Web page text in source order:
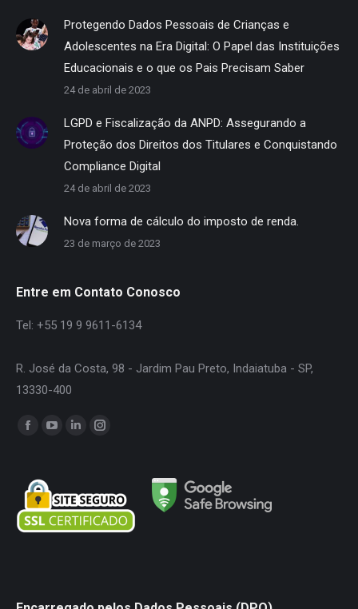
Protegendo Dados Pessoais de Crianças e
Adolescentes na Era Digital: O Papel das Instituições
Educacionais e o que os Pais Precisam Saber
24 de abril de 2023
LGPD e Fiscalização da ANPD: Assegurando a
Proteção dos Direitos dos Titulares e Conquistando
Compliance Digital
24 de abril de 2023
Nova forma de cálculo do imposto de renda.
23 de março de 2023
Entre em Contato Conosco
Tel: +55 19 9 9611-6134
R. José da Costa, 98 - Jardim Pau Preto, Indaiatuba - SP,
13330-400
Encontre-nos em:
Facebook
opens
in
new
YouTube
in
new
Linkedin
in
new
Instagram
in
new